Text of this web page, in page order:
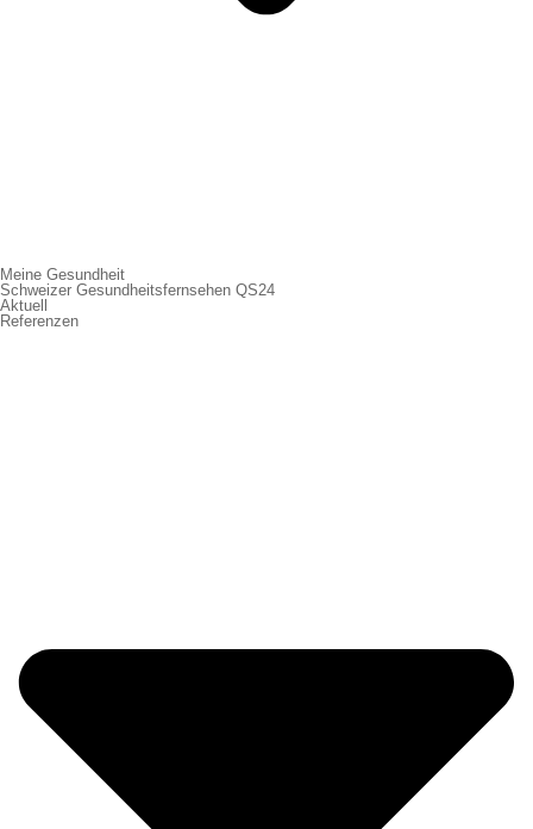
Meine Gesundheit
Schweizer Gesundheitsfernsehen QS24
Aktuell
Referenzen